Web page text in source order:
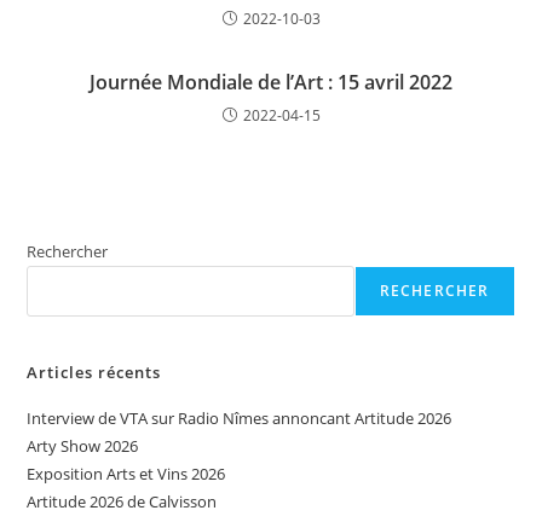
2022-10-03
Journée Mondiale de l’Art : 15 avril 2022
2022-04-15
Rechercher
RECHERCHER
Articles récents
Interview de VTA sur Radio Nîmes annoncant Artitude 2026
Arty Show 2026
Exposition Arts et Vins 2026
Artitude 2026 de Calvisson